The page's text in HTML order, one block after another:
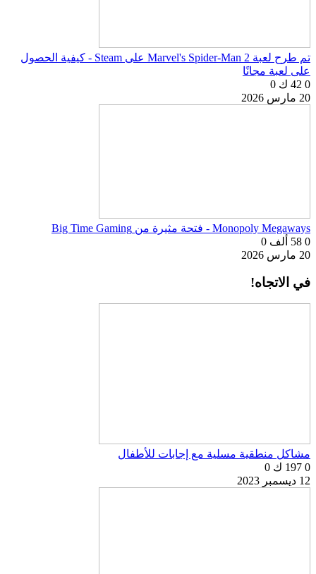
تم طرح لعبة Marvel's Spider-Man 2 على Steam - كيفية الحصول
على لعبة مجانًا
0 42 ك
0
20 مارس 2026
Monopoly Megaways - فتحة مثيرة من Big Time Gaming
0 58 ألف
0
20 مارس 2026
في الاتجاه!
مشاكل منطقية مسلية مع إجابات للأطفال
0 197 ك
0
12 ديسمبر 2023